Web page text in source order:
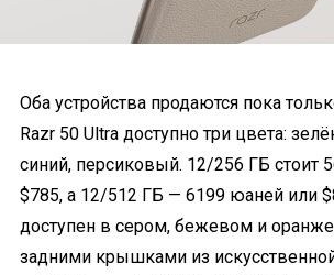
Оба устройства продаются пока
Razr 50 Ultra доступно три цвета:
синий, персиковый. 12/256 ГБ стоит
$785, а 12/512 ГБ — 6199 юаней или
доступен в сером, бежевом и
задними крышками из